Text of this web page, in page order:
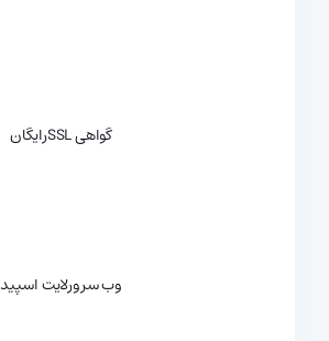
گواهی SSL رایگان
وب سرورلایت اسپید